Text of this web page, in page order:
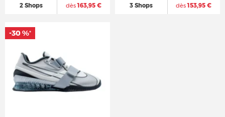
2 Shops dès163,95 € 3 Shops dès153,95 €
-30 %*